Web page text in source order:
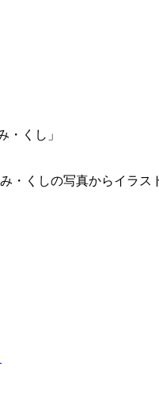
・くしの写真からイラ